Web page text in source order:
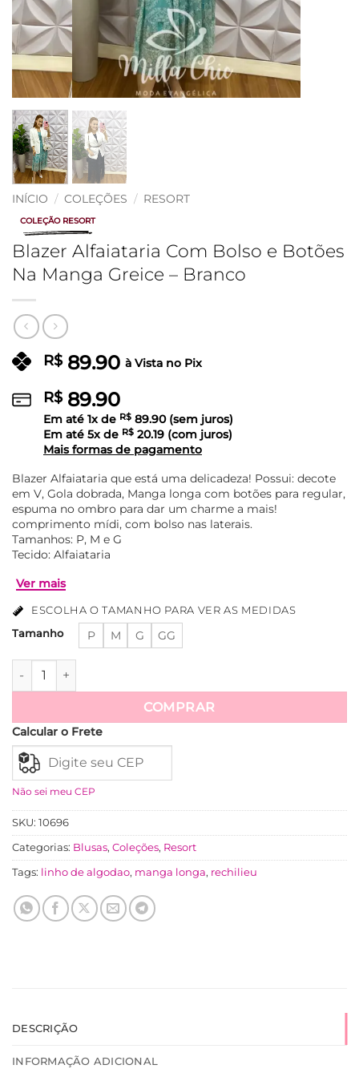
INÍCIO / COLEÇÕES / RESORT
COLEÇÃO RESORT
Blazer Alfaiataria Com Bolso e Botões
Na Manga Greice – Branco
R$89.90 à Vista no Pix
R$89.90
Em até 1x de R$ 89.90(sem juros)
Em até 5x de R$ 20.19 (com juros)
Mais formas de pagamento
Blazer Alfaiataria que está uma delicadeza! Possui: decote
em V, Gola dobrada, Manga longa com botões para regular,
espuma no ombro para dar um charme a mais!
comprimento mídi, com bolso nas laterais.
Tamanhos: P, M e G
Tecido: Alfaiataria
Ver mais
ESCOLHA O TAMANHO PARA VER AS MEDIDAS
Tamanho P M G GG
Blazer Alfaiataria Com Bolso e Botões Na Manga Greice -
COMPRAR
Calcular o Frete
Não sei meu CEP
SKU: 10696
Categorias: Blusas, Coleções, Resort
Tags: linho de algodao, manga longa, rechilieu
DESCRIÇÃO
INFORMAÇÃO ADICIONAL